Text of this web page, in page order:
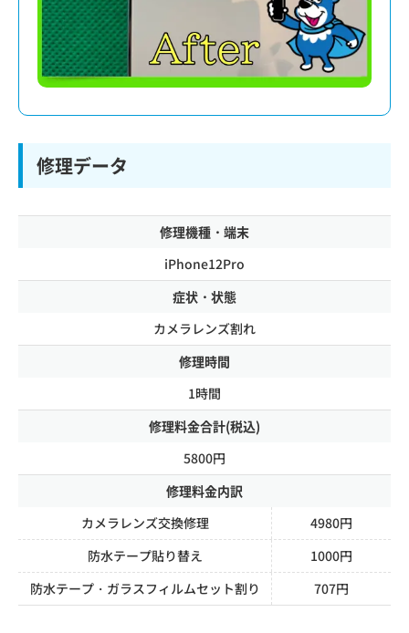
修理データ
修理機種・端末
iPhone12Pro
症状・状態
カメラレンズ割れ
修理時間
1時間
修理料金合計(税込)
5800円
修理料金内訳
カメラレンズ交換修理
4980円
防水テープ貼り替え
1000円
防水テープ・ガラスフィルムセット割り
707円